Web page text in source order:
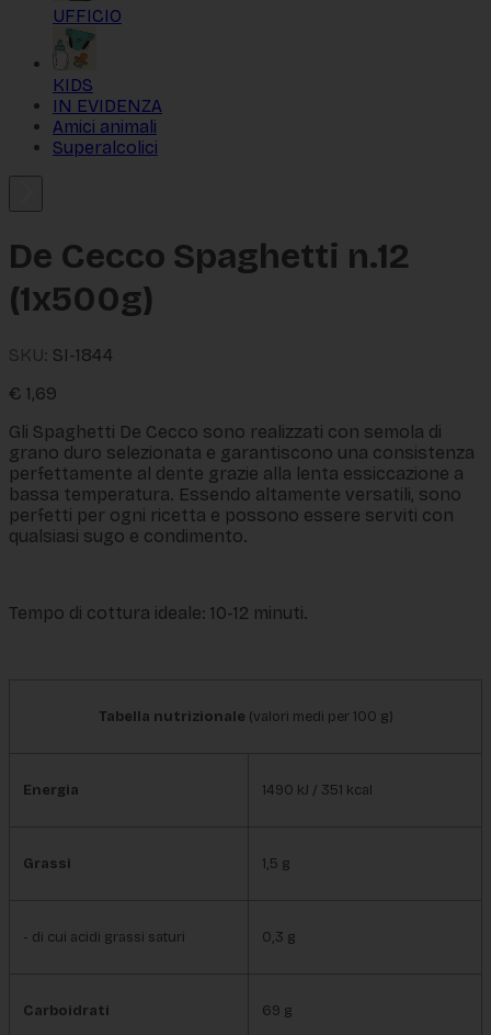
UFFICIO
KIDS
IN EVIDENZA
Amici animali
Superalcolici
De Cecco Spaghetti n.12
(1x500g)
SKU: SI-1844
€ 1,69
Gli Spaghetti De Cecco sono realizzati con semola di
grano duro selezionata e garantiscono una consistenza
perfettamente al dente grazie alla lenta essiccazione a
bassa temperatura. Essendo altamente versatili, sono
perfetti per ogni ricetta e possono essere serviti con
qualsiasi sugo e condimento.
Tempo di cottura ideale: 10-12 minuti.
Tabella nutrizionale (valori medi per 100 g)
Energia 1490 kJ / 351 kcal
Grassi 1,5 g
- di cui acidi grassi saturi 0,3 g
Carboidrati 69 g